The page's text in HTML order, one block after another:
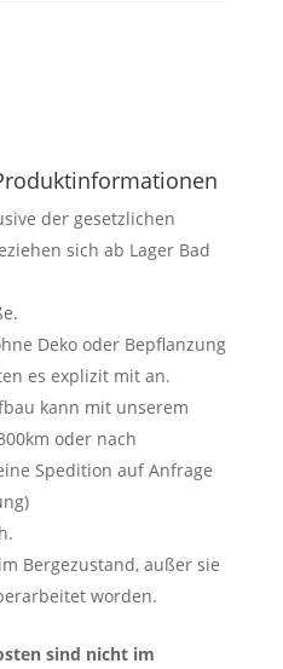
der gesetzlichen
sich ab Lager Bad
Deko oder Bepflanzung
es explizit mit an.
kann mit unserem
oder nach
Spedition auf Anfrage
Bergezustand, außer sie
worden.
sind nicht im